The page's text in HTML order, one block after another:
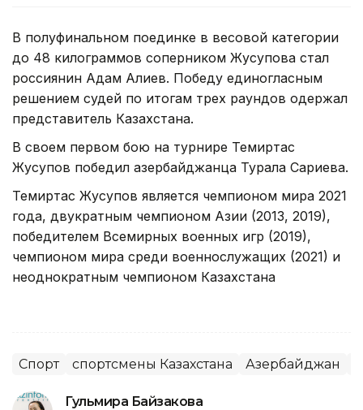
В полуфинальном поединке в весовой категории
до 48 килограммов соперником Жусупова стал
россиянин Адам Алиев. Победу единогласным
решением судей по итогам трех раундов одержал
представитель Казахстана.
В своем первом бою на турнире Темиртас
Жусупов победил азербайджанца Турала Сариева.
Темиртас Жусупов является чемпионом мира 2021
года, двукратным чемпионом Азии (2013, 2019),
победителем Всемирных военных игр (2019),
чемпионом мира среди военнослужащих (2021) и
неоднократным чемпионом Казахстана
Спорт спортсмены Казахстана Азербайджан
Гульмира Байзакова